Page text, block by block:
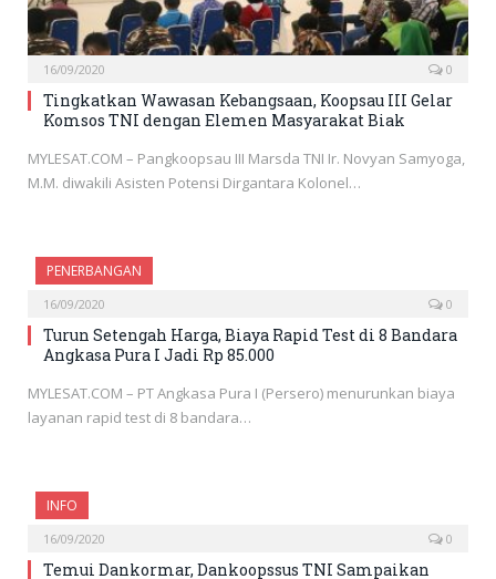
16/09/2020 0
Tingkatkan Wawasan Kebangsaan, Koopsau III Gelar
Komsos TNI dengan Elemen Masyarakat Biak
MYLESAT.COM – Pangkoopsau III Marsda TNI Ir. Novyan Samyoga,
M.M. diwakili Asisten Potensi Dirgantara Kolonel…
PENERBANGAN
16/09/2020 0
Turun Setengah Harga, Biaya Rapid Test di 8 Bandara
Angkasa Pura I Jadi Rp 85.000
MYLESAT.COM – PT Angkasa Pura I (Persero) menurunkan biaya
layanan rapid test di 8 bandara…
INFO
16/09/2020 0
Temui Dankormar, Dankoopssus TNI Sampaikan